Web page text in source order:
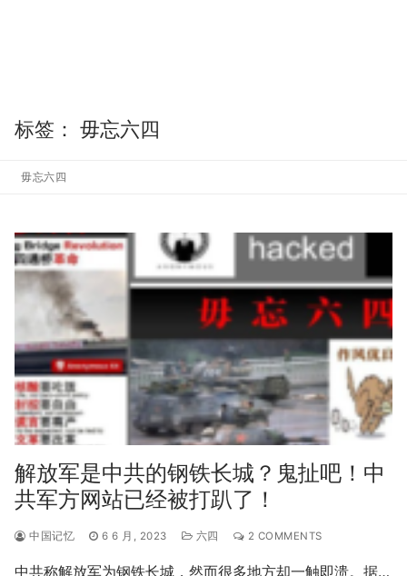
标签： 毋忘六四
毋忘六四
解放军是中共的钢铁长城？鬼扯吧！中
共军方网站已经被打趴了！
中国记忆 6 6 月, 2023 六四 2 COMMENTS
中共称解放军为钢铁长城，然而很多地方却一触即溃。据…